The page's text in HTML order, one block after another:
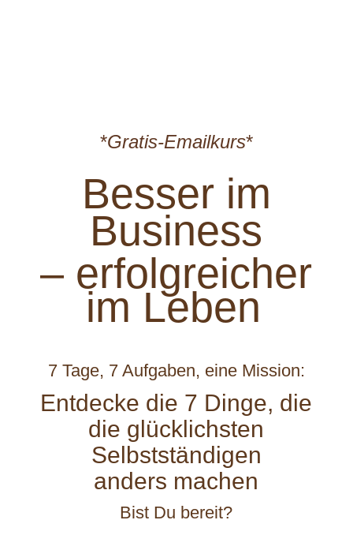
*Gratis-Emailkurs*
Besser im
Business
– erfolgreicher
im Leben
7 Tage, 7 Aufgaben, eine Mission:
Entdecke die 7 Dinge, die
die glücklichsten
Selbstständigen
anders machen
Bist Du bereit?